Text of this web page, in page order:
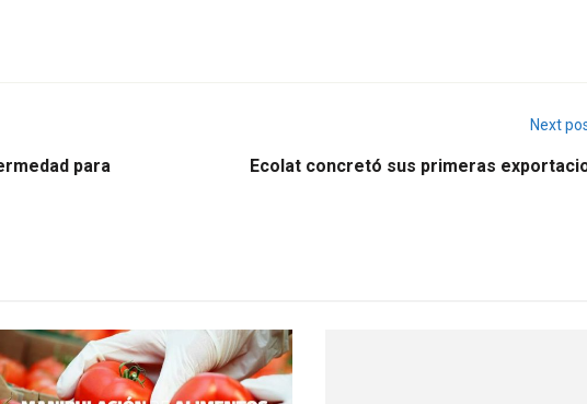
para
Next
Ecolat concretó sus primeras